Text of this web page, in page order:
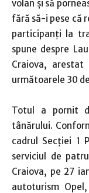
volan şi să
fără să-i pese că
participanţi la
spune despre
Craiova,
următoarele 30
Totul a pornit
tânărului.
cadrul Secţiei 1
serviciul de
Craiova, pe 27
autoturism